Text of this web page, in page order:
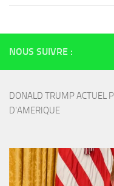
NOUS SUIVRE :
DONALD TRUMP ACTUEL
D'AMERIQUE